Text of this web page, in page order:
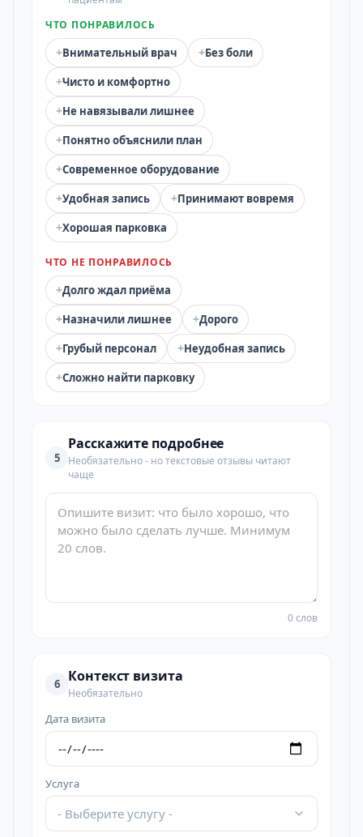
ЧТО ПОНРАВИЛОСЬ
+Внимательный врач +Без боли
+Чисто и комфортно
+Не навязывали лишнее
+Понятно объяснили план
+Современное оборудование
+Удобная запись +Принимают вовремя
+Хорошая парковка
ЧТО НЕ ПОНРАВИЛОСЬ
+Долго ждал приёма
+Назначили лишнее +Дорого
+Грубый персонал +Неудобная запись
+Сложно найти парковку
5
Расскажите подробнее
Необязательно - но текстовые отзывы читают
чаще
0 слов
6 Контекст визита
Необязательно
Дата визита
Услуга
- Выберите услугу -